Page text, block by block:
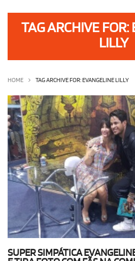
OLHA ISSO!
TAG ARCHIVE FOR:
LILLY
HOME TAG ARCHIVE FOR: EVANGELINE LILLY
SUPER SIMPÁTICA